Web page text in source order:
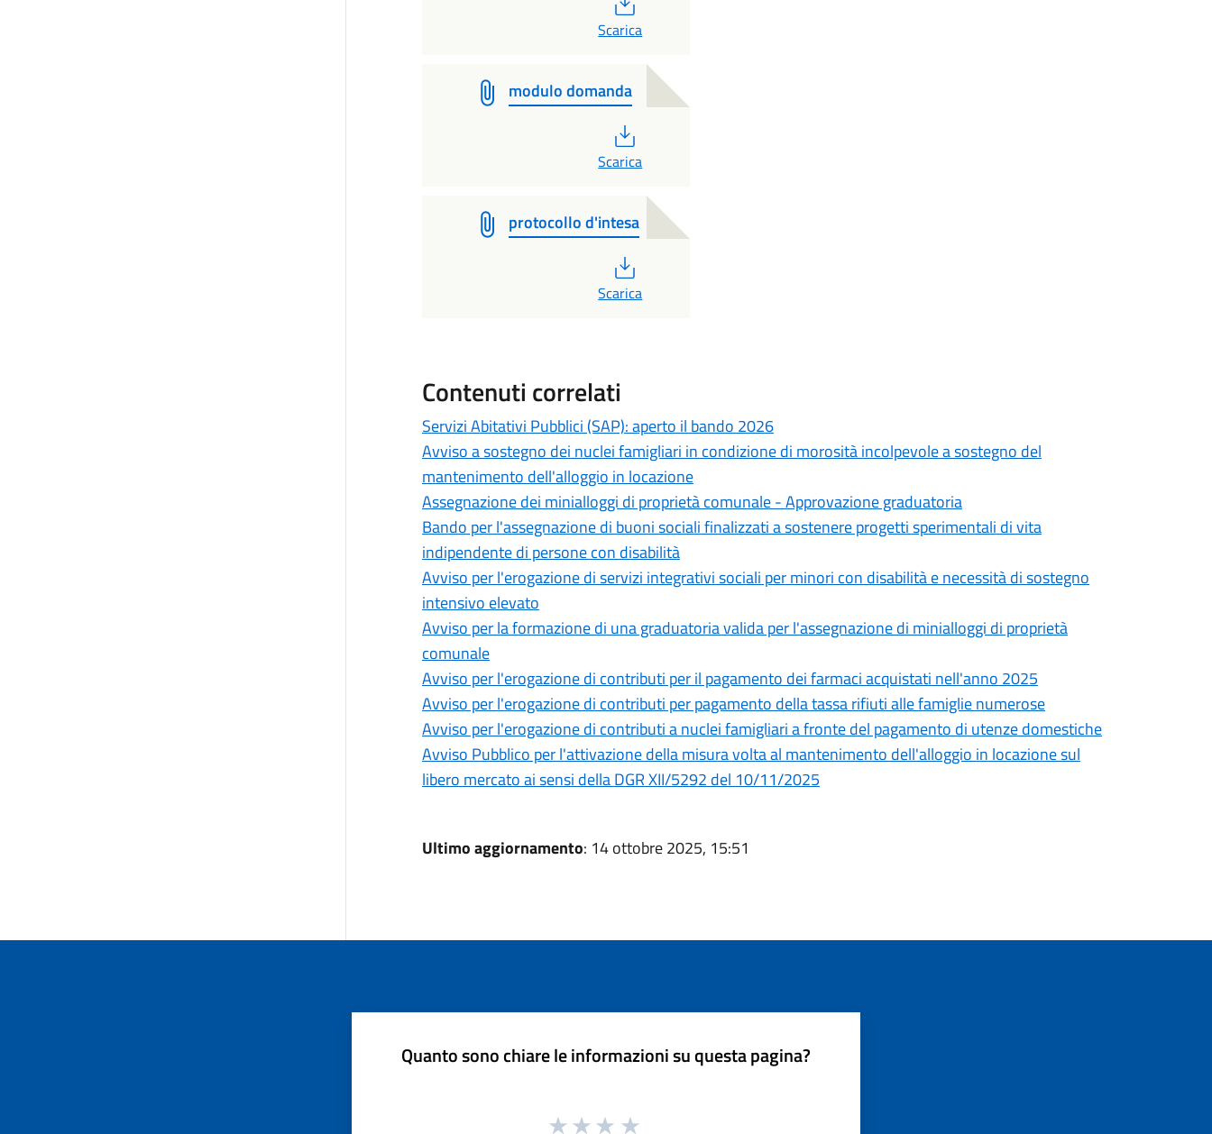
Scarica
modulo domanda
Scarica
protocollo d'intesa
Scarica
Contenuti correlati
Servizi Abitativi Pubblici (SAP): aperto il bando 2026
Avviso a sostegno dei nuclei famigliari in condizione di morosità incolpevole a sostegno del
mantenimento dell'alloggio in locazione
Assegnazione dei minialloggi di proprietà comunale - Approvazione graduatoria
Bando per l'assegnazione di buoni sociali finalizzati a sostenere progetti sperimentali di vita
indipendente di persone con disabilità
Avviso per l'erogazione di servizi integrativi sociali per minori con disabilità e necessità di sostegno
intensivo elevato
Avviso per la formazione di una graduatoria valida per l'assegnazione di minialloggi di proprietà
comunale
Avviso per l'erogazione di contributi per il pagamento dei farmaci acquistati nell'anno 2025
Avviso per l'erogazione di contributi per pagamento della tassa rifiuti alle famiglie numerose
Avviso per l'erogazione di contributi a nuclei famigliari a fronte del pagamento di utenze domestiche
Avviso Pubblico per l'attivazione della misura volta al mantenimento dell'alloggio in locazione sul
libero mercato ai sensi della DGR XII/5292 del 10/11/2025
Ultimo aggiornamento: 14 ottobre 2025, 15:51
Quanto sono chiare le informazioni su questa pagina?